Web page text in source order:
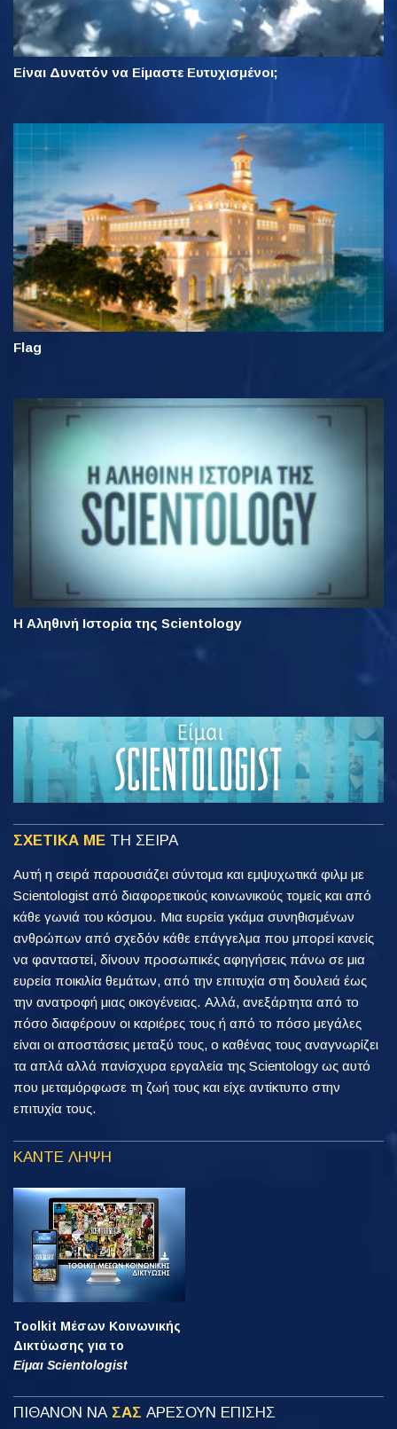
Είναι Δυνατόν να Είμαστε Ευτυχισμένοι;
Flag
Η Αληθινή Ιστορία της Scientology
ΣΧΕΤΙΚΑ ΜΕ ΤΗ ΣΕΙΡΑ
Αυτή η σειρά παρουσιάζει σύντομα και εμψυχωτικά φιλμ με
Scientologist από διαφορετικούς κοινωνικούς τομείς και από
κάθε γωνιά του κόσμου. Μια ευρεία γκάμα συνηθισμένων
ανθρώπων από σχεδόν κάθε επάγγελμα που μπορεί κανείς
να φανταστεί, δίνουν προσωπικές αφηγήσεις πάνω σε μια
ευρεία ποικιλία θεμάτων, από την επιτυχία στη δουλειά έως
την ανατροφή μιας οικογένειας. Αλλά, ανεξάρτητα από το
πόσο διαφέρουν οι καριέρες τους ή από το πόσο μεγάλες
είναι οι αποστάσεις μεταξύ τους, ο καθένας τους αναγνωρίζει
τα απλά αλλά πανίσχυρα εργαλεία της Scientology ως αυτό
που μεταμόρφωσε τη ζωή τους και είχε αντίκτυπο στην
επιτυχία τους.
ΚΑΝΤΕ ΛΗΨΗ
Toolkit Μέσων Κοινωνικής
Δικτύωσης για το
Είμαι Scientologist
ΠΙΘΑΝΟΝ ΝΑ ΣΑΣ ΑΡΕΣΟΥΝ ΕΠΙΣΗΣ